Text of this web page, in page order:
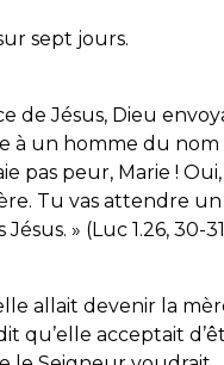
sept jours.
de Jésus, Dieu
à un homme du nom
pas peur, Marie !
Tu vas attendre
» (Luc 1.26, 30-
allait devenir la
qu’elle acceptait